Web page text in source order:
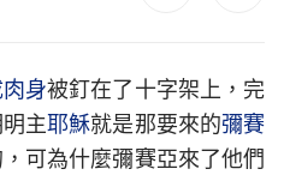
身被釘在了十字架上，完
主耶穌就是那要來的彌賽
可為什麼彌賽亞來了他們